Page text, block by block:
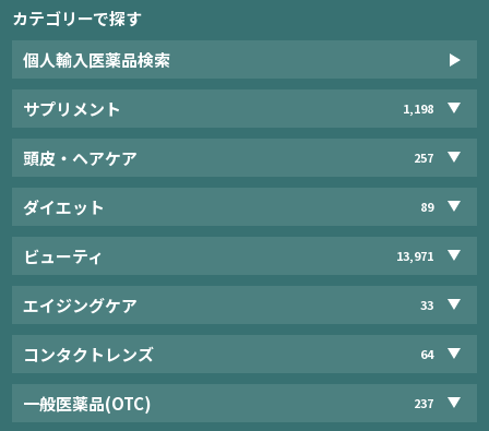
カテゴリーで探す
個人輸入医薬品検索
サプリメント 1,198
頭皮・ヘアケア 257
ダイエット 89
ビューティ 13,971
エイジングケア 33
コンタクトレンズ 64
一般医薬品(OTC) 237